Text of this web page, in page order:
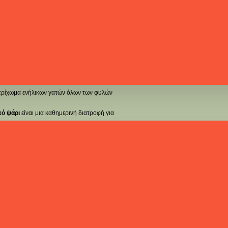
ενήλικων γατών όλων των φυλών
ψάρι είναι μια καθημερινή διατροφή για
Η ισορροπημένη σύνθεσή της, η απαλή
της ενέργειας, της ευεξίας και
κομμάτια στη σάλτσα είναι εύκολα
είναι η κύρια πηγή ζωικής πρωτεΐνης,
ενέργειας. Το λευκό ψάρι παρέχει
επιπλέον υγρασία, η οποία είναι